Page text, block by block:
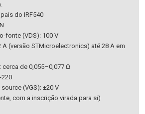
do IRF540
fonte (VDS): 100 V
A (versão STMicroelectronics) até 28 A em
cerca de 0,055–0,077 Ω
220
(VGS): ±20 V
com a inscrição virada para si)